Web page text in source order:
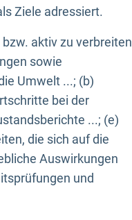
Ziele adressiert.
aktiv zu verbreiten
sowie
Umwelt ...; (b)
bei der
...; (e)
die sich auf die
Auswirkungen
und